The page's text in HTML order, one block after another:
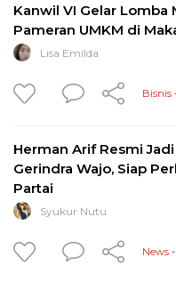
Kanwil VI Gelar Lomba
Pameran UMKM di
Lisa Emilda
Bisnis
Herman Arif Resmi
Gerindra Wajo, Siap
Partai
Syukur Nutu
News